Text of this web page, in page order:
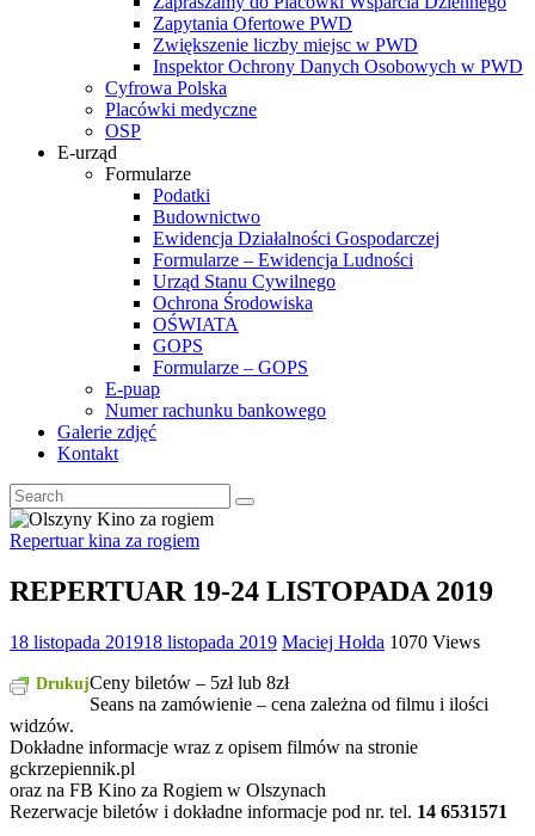
Zapytania Ofertowe PWD
Zwiększenie liczby miejsc w PWD
Inspektor Ochrony Danych Osobowych w PWD
Cyfrowa Polska
Placówki medyczne
OSP
E-urząd
Formularze
Podatki
Budownictwo
Ewidencja Działalności Gospodarczej
Formularze – Ewidencja Ludności
Urząd Stanu Cywilnego
Ochrona Środowiska
OŚWIATA
GOPS
Formularze – GOPS
E-puap
Numer rachunku bankowego
Galerie zdjęć
Kontakt
Repertuar kina za rogiem
REPERTUAR 19-24 LISTOPADA 2019
18 listopada 201918 listopada 2019 Maciej Hołda 1070 Views
DrukujCeny biletów – 5zł lub 8zł
Seans na zamówienie – cena zależna od filmu i ilości
widzów.
Dokładne informacje wraz z opisem filmów na stronie
gckrzepiennik.pl
oraz na FB Kino za Rogiem w Olszynach
Rezerwacje biletów i dokładne informacje pod nr. tel. 14 6531571